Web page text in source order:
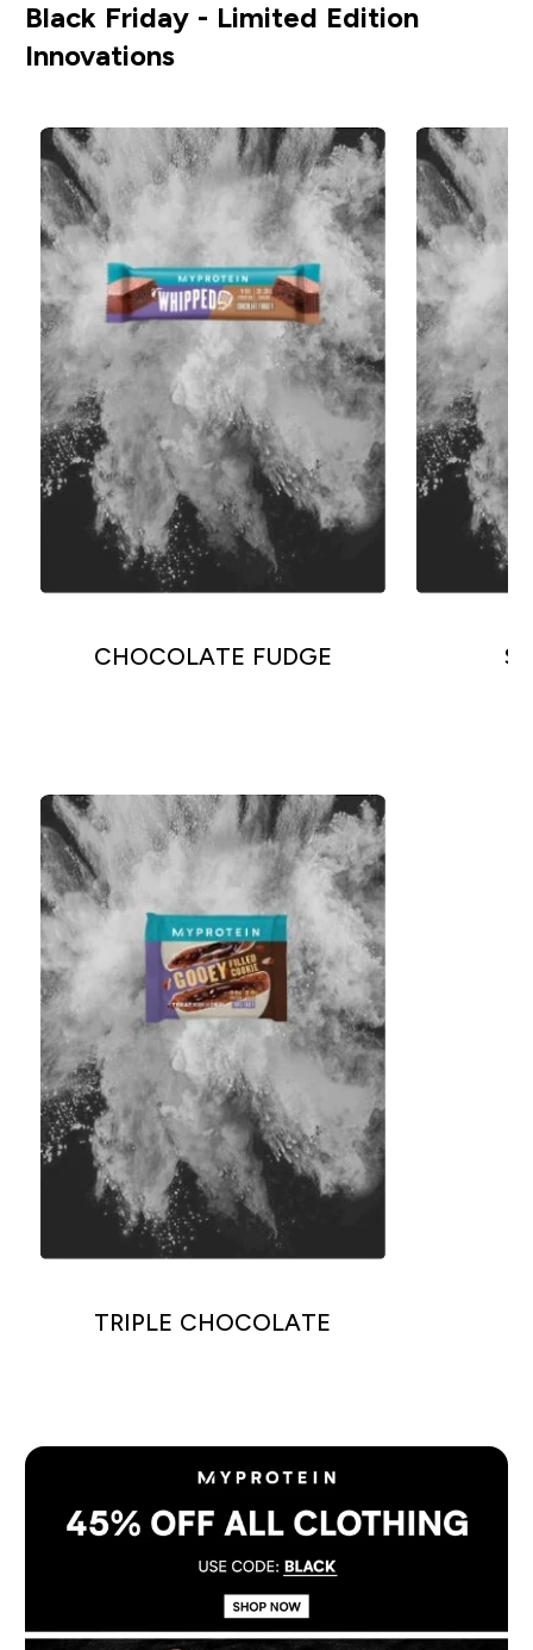
Black Friday - Limited Edition
Innovations
CHOCOLATE FUDGE
TRIPLE CHOCOLATE